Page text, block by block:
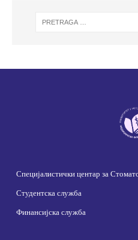
Специјалистички центар за
Студентска служба
Финансијска служба